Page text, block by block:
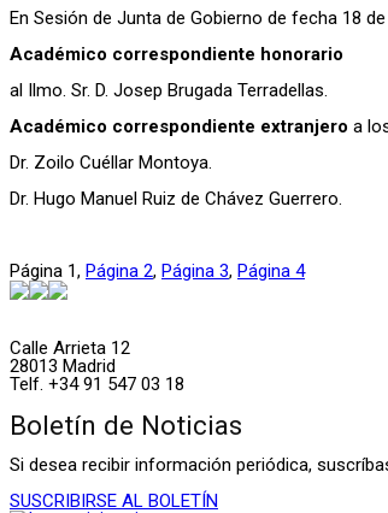
En Sesión de Junta de Gobierno de fecha 18
Académico correspondiente honorario
al Ilmo. Sr. D. Josep Brugada Terradellas.
Académico correspondiente extranjero a
Dr. Zoilo Cuéllar Montoya.
Dr. Hugo Manuel Ruiz de Chávez Guerrero.
Página 1, Página 2, Página 3, Página 4
Calle Arrieta 12
28013 Madrid
Telf. +34 91 547 03 18
Boletín de Noticias
Si desea recibir información periódica,
SUSCRIBIRSE AL BOLETÍN